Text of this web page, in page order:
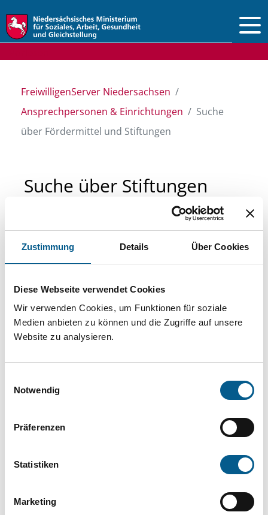
Zustimmung Details Über Cookies
Diese Webseite verwendet Cookies
Wir verwenden Cookies, um Funktionen für soziale
Medien anbieten zu können und die Zugriffe auf unsere
Website zu analysieren.
Notwendig
Präferenzen
Statistiken
Marketing
FreiwilligenServer Niedersachsen
Ansprechpersonen & Einrichtungen
Suche
über Fördermittel und Stiftungen
Suche über Stiftungen
Sie suchen finanzielle Unterstützung für ein
direkt über unsere Fördermitteldatenbank und
Stiftungsdatenbank recherchieren. Bei der
Suche bitte die Groß- und Kleinschreibung
Bitte Suchbegriff eingeben. Ergebnisse
Kategorien verfeinert werden.
Suchen
Aktive Filter: